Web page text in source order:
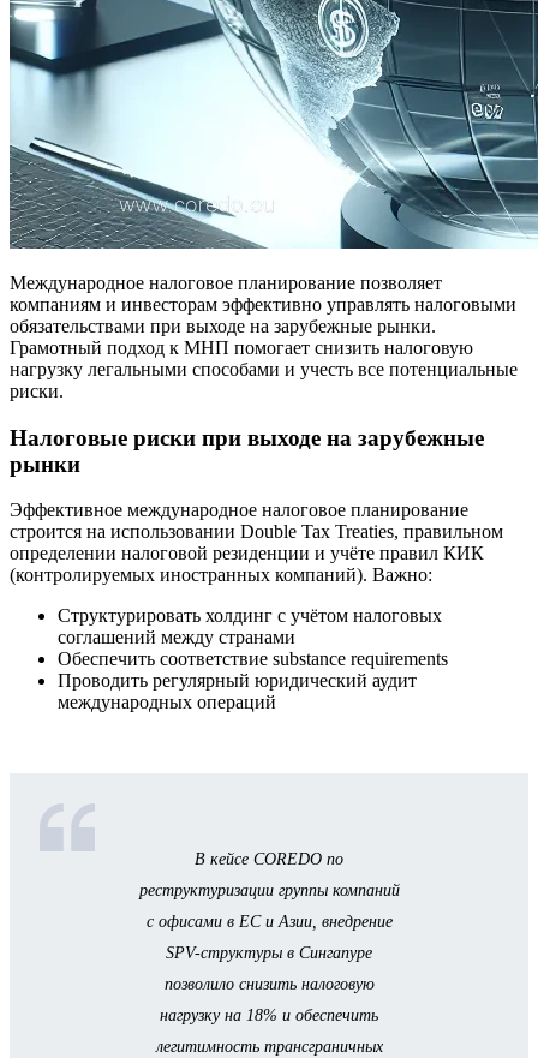
Международное налоговое планирование позволяет
компаниям и инвесторам эффективно управлять налоговыми
обязательствами при выходе на зарубежные рынки.
Грамотный подход к МНП помогает снизить налоговую
нагрузку легальными способами и учесть все потенциальные
риски.
Налоговые риски при выходе на зарубежные
рынки
Эффективное международное налоговое планирование
строится на использовании Double Tax Treaties, правильном
определении налоговой резиденции и учёте правил КИК
(контролируемых иностранных компаний). Важно:
Структурировать холдинг с учётом налоговых
соглашений между странами
Обеспечить соответствие substance requirements
Проводить регулярный юридический аудит
международных операций
В кейсе COREDO по
реструктуризации группы компаний
с офисами в ЕС и Азии, внедрение
SPV-структуры в Сингапуре
позволило снизить налоговую
нагрузку на 18% и обеспечить
легитимность трансграничных